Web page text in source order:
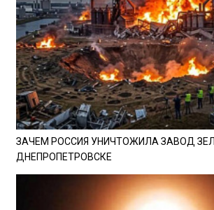
ЗАЧЕМ РОССИЯ УНИЧТОЖИЛА ЗАВОД
ДНЕПРОПЕТРОВСКЕ